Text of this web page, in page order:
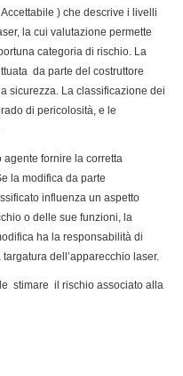
) che descrive i livelli
la cui valutazione permette
categoria di rischio. La
da parte del costruttore
sicurezza. La classificazione dei
di pericolosità, e le
agente fornire la corretta
la modifica da parte
influenza un aspetto
o delle sue funzioni, la
ha la responsabilità di
dell’apparecchio laser.
stimare il rischio associato alla